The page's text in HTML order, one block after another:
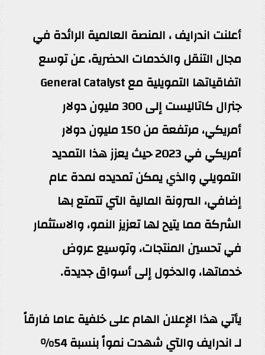
أعلنت اندرايف ، المنصة العالمية الرائدة في
مجال التنقل والخدمات الحضرية، عن توسع
اتفاقياتها التمويلية مع General Catalyst
جنرال كاتاليست إلى 300 مليون دولار
أمريكي، مرتفعة من 150 مليون دولار
أمريكي في 2023 حيث يعزز هذا التمديد
التمويلي والذي يمكن تمديده لمدة عام
إضافي، المرونة المالية التي تتمتع بها
الشركة مما يتيح لها تعزيز النمو، والاستثمار
في تحسين المنتجات، وتوسيع عروض
خدماتها، والدخول إلى أسواق جديدة.
يأتي هذا الإعلان الهام على خلفية عاما فارقاً
لـ اندرايف والتي شهدت نمواً بنسبة 54٪